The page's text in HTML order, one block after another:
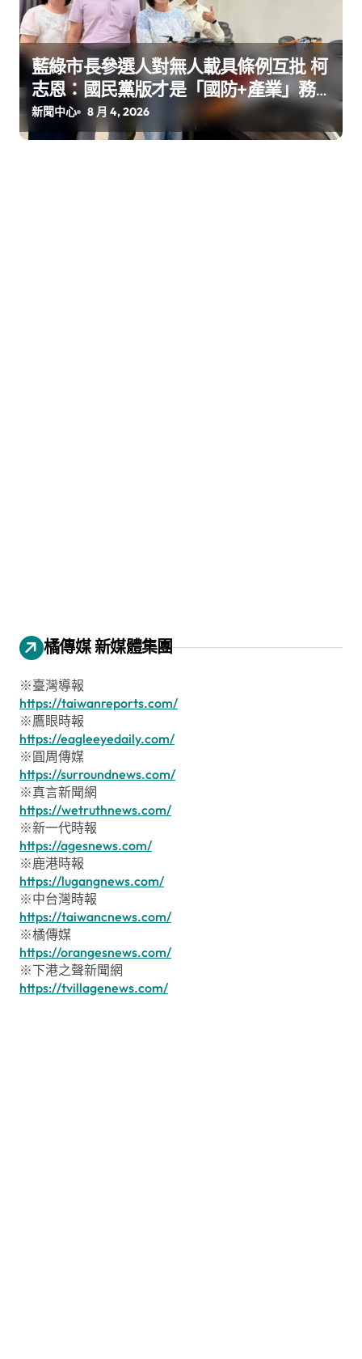
藍綠市長參選人對無人載具條例互批 柯
志恩：國民黨版才是「國防+產業」務
實版
新聞中心 8 月 4, 2026
橘傳媒 新媒體集團
※臺灣導報
https://taiwanreports.com/
※鷹眼時報
https://eagleeyedaily.com/
※圓周傳媒
https://surroundnews.com/
※真言新聞網
https://wetruthnews.com/
※新一代時報
https://agesnews.com/
※鹿港時報
https://lugangnews.com/
※中台灣時報
https://taiwancnews.com/
※橘傳媒
https://orangesnews.com/
※下港之聲新聞網
https://tvillagenews.com/